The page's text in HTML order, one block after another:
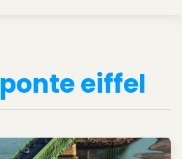
ponte eiffel